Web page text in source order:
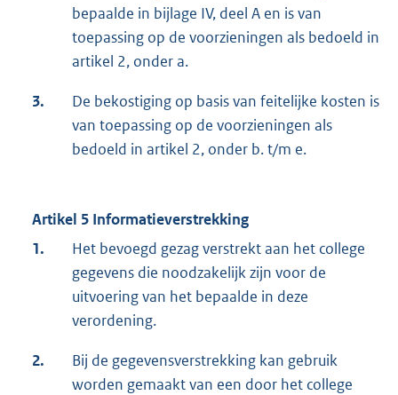
bepaalde in bijlage IV, deel A en is van
toepassing op de voorzieningen als bedoeld in
artikel 2, onder a.
3.
De bekostiging op basis van feitelijke kosten is
van toepassing op de voorzieningen als
bedoeld in artikel 2, onder b. t/m e.
Artikel 5 Informatieverstrekking
1.
Het bevoegd gezag verstrekt aan het college
gegevens die noodzakelijk zijn voor de
uitvoering van het bepaalde in deze
verordening.
2.
Bij de gegevensverstrekking kan gebruik
worden gemaakt van een door het college